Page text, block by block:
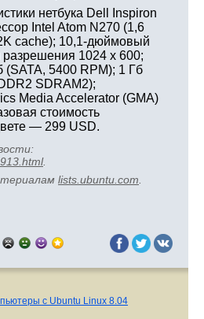
нетбука Dell Inspiron
Intel Atom N270 (1,6
cache); 10,1-дюймовый
1024 x 600;
(SATA, 5400 RPM); 1 Гб
SDRAM2);
Media Accelerator (GMA)
стоимость
— 299 USD.
.
lists.ubuntu.com
с Ubuntu Linux 8.04